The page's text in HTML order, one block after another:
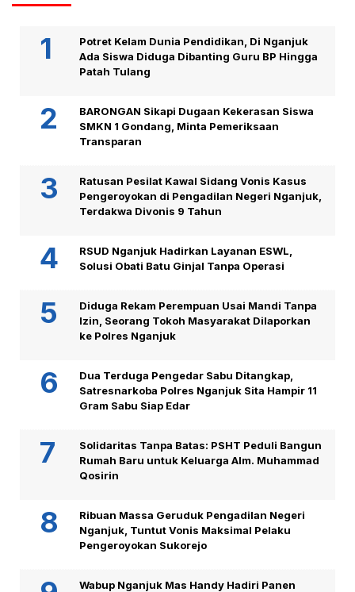
Potret Kelam Dunia Pendidikan, Di Nganjuk
Ada Siswa Diduga Dibanting Guru BP Hingga
Patah Tulang
BARONGAN Sikapi Dugaan Kekerasan Siswa
SMKN 1 Gondang, Minta Pemeriksaan
Transparan
Ratusan Pesilat Kawal Sidang Vonis Kasus
Pengeroyokan di Pengadilan Negeri Nganjuk,
Terdakwa Divonis 9 Tahun
RSUD Nganjuk Hadirkan Layanan ESWL,
Solusi Obati Batu Ginjal Tanpa Operasi
Diduga Rekam Perempuan Usai Mandi Tanpa
Izin, Seorang Tokoh Masyarakat Dilaporkan
ke Polres Nganjuk
Dua Terduga Pengedar Sabu Ditangkap,
Satresnarkoba Polres Nganjuk Sita Hampir 11
Gram Sabu Siap Edar
Solidaritas Tanpa Batas: PSHT Peduli Bangun
Rumah Baru untuk Keluarga Alm. Muhammad
Qosirin
Ribuan Massa Geruduk Pengadilan Negeri
Nganjuk, Tuntut Vonis Maksimal Pelaku
Pengeroyokan Sukorejo
Wabup Nganjuk Mas Handy Hadiri Panen